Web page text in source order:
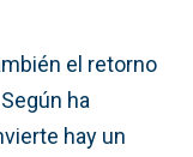
el retorno
ha
hay un